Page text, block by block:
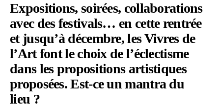
Expositions, soirées, collaborations
avec des festivals… en cette rentrée
et jusqu’à décembre, les Vivres de
l’Art font le choix de l’éclectisme
dans les propositions artistiques
proposées. Est-ce un mantra du
lieu ?